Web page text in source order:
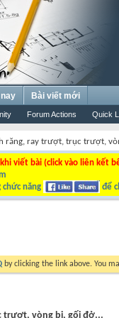
Forum Actions Quick
Bài viết mới
răng, ray trượt, trục trượt,
viết bài (click vào liên kết
năng để
by clicking the link above. You
trượt, vòng bi, gối đở...